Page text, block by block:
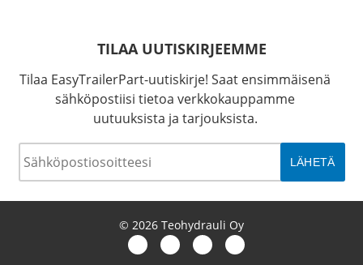
TILAA UUTISKIRJEEMME
Tilaa EasyTrailerPart-uutiskirje! Saat ensimmäisenä
sähköpostiisi tietoa verkkokauppamme
uutuuksista ja tarjouksista.
© 2026 Teohydrauli Oy